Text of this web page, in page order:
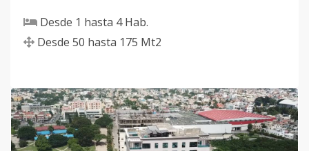
Desde 1 hasta 4Hab.
Desde 50 hasta 175 Mt2